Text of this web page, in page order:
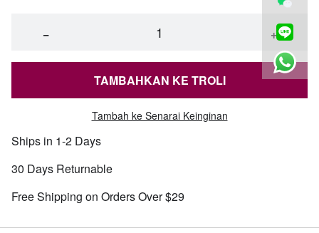
− +
TAMBAHKAN KE TROLI
Tambah ke Senarai Keinginan
Ships in 1-2 Days
30 Days Returnable
Free Shipping on Orders Over $29